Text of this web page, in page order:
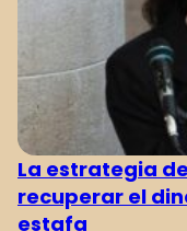
La estrategia
recuperar el
estafa